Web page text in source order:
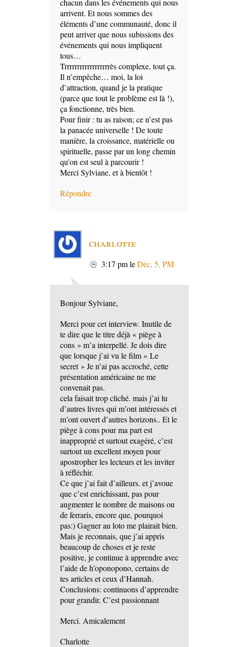
arrivent. Et nous sommes des
éléments d’une communauté, donc il
peut arriver que nous subissions des
événements qui nous impliquent
tous…
Trrrrrrrrrrrrrrrrrrès complexe, tout ça.
Il n’empêche… moi, la loi
d’attraction, quand je la pratique
(parce que tout le problème est là !),
ça fonctionne, très bien.
Pour finir : tu as raison; ce n’est pas
la panacée universelle ! De toute
manière, la croissance, matérielle ou
spirituelle, passe par un long chemin
qu’on est seul à parcourir !
Merci Sylviane, et à bientôt !
Répondre
charlotte
3:17 pmleDéc, 5, PM
Bonjour Sylviane,
Merci pour cet interview. Inutile de
te dire que le titre déjà « piège à
cons » m’a interpellé. Je dois dire
que lorsque j’ai vu le film « Le
secret » Je n’ai pas accroché, cette
présentation américaine ne me
convenait pas.
cela faisait trop cliché. mais j’ai lu
d’autres livres qui m’ont intéressés et
m’ont ouvert d’autres horizons.. Et le
piège à cons pour ma part est
inapproprié et surtout exagéré, c’est
surtout un excellent moyen pour
apostropher les lecteurs et les inviter
à réfléchir.
Ce que j’ai fait d’ailleurs. et j’avoue
que c’est enrichissant, pas pour
augmenter le nombre de maisons ou
de ferraris, encore que, pourquoi
pas:) Gagner au loto me plairait bien.
Mais je reconnais, que j’ai appris
beaucoup de choses et je reste
positive, je continue à apprendre avec
l’aide de h’oponopono, certains de
tes articles et ceux d’Hannah.
Conclusions: continuons d’apprendre
pour grandir. C’est passionnant
Merci. Amicalement
Charlotte